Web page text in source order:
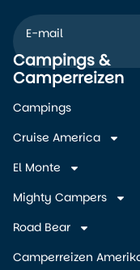
Campings &
Camperreizen
Campings
Cruise America
El Monte
Mighty Campers
Road Bear
Camperreizen
Alternative: